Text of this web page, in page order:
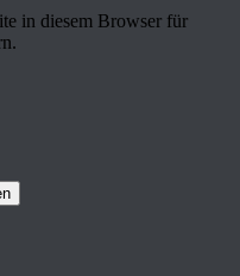
in diesem Browser für